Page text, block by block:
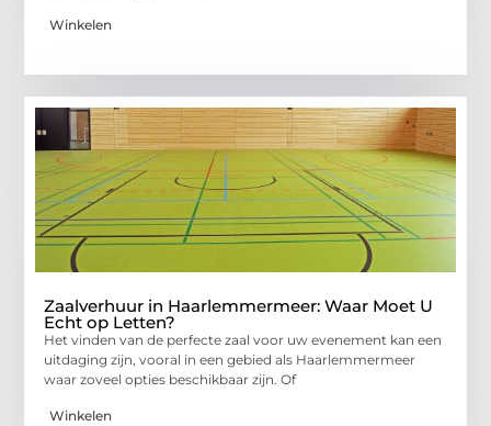
Winkelen
Zaalverhuur in Haarlemmermeer: Waar Moet U
Echt op Letten?
Het vinden van de perfecte zaal voor uw evenement kan een
uitdaging zijn, vooral in een gebied als Haarlemmermeer
waar zoveel opties beschikbaar zijn. Of
Winkelen